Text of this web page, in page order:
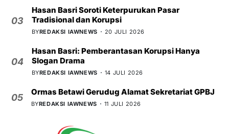
03
Hasan Basri Soroti Keterpurukan Pasar
Tradisional dan Korupsi
BYREDAKSI IAWNEWS 20 JULI 2026
04
Hasan Basri: Pemberantasan Korupsi Hanya
Slogan Drama
BYREDAKSI IAWNEWS 14 JULI 2026
05
Ormas Betawi Gerudug Alamat Sekretariat GPBJ
BYREDAKSI IAWNEWS 11 JULI 2026